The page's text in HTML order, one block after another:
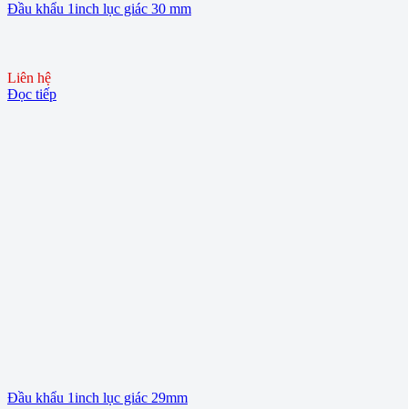
Đầu khẩu 1inch lục giác 30 mm
Liên hệ
Đọc tiếp
Đầu khẩu 1inch lục giác 29mm